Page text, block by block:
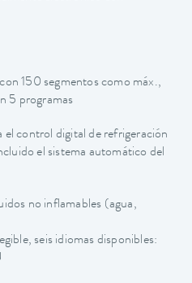
150 segmentos como máx.,
5 programas
el control digital de refrigeración
el sistema automático del
no inflamables (agua,
seis idiomas disponibles: